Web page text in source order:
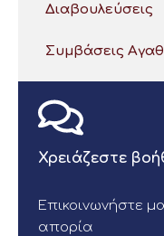
Διαβουλεύσεις
Συμβάσεις
Χρειάζεστε
Επικοινωνήστε
απορία